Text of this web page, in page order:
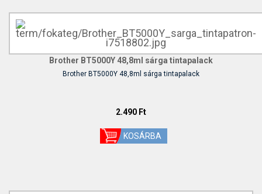
Brother BT5000Y 48,8ml sárga tintapalack
Brother BT5000Y 48,8ml sárga tintapalack
2.490 Ft